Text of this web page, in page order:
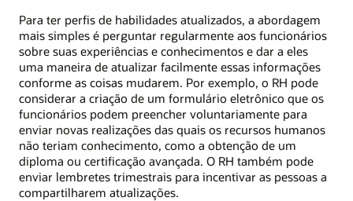
Para ter perfis de habilidades atualizados, a abordagem
mais simples é perguntar regularmente aos funcionários
sobre suas experiências e conhecimentos e dar a eles
uma maneira de atualizar facilmente essas informações
conforme as coisas mudarem. Por exemplo, o RH pode
considerar a criação de um formulário eletrônico que os
funcionários podem preencher voluntariamente para
enviar novas realizações das quais os recursos humanos
não teriam conhecimento, como a obtenção de um
diploma ou certificação avançada. O RH também pode
enviar lembretes trimestrais para incentivar as pessoas a
compartilharem atualizações.